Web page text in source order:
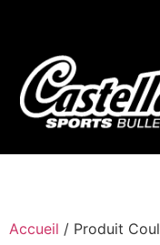
Accueil / Produit